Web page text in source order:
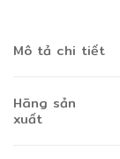
Mô tả chi tiết
Hãng sản
xuất